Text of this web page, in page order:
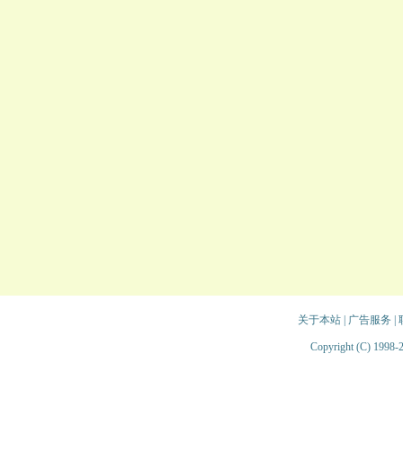
关于本站| 广告服务
Copyright (C) 1998-